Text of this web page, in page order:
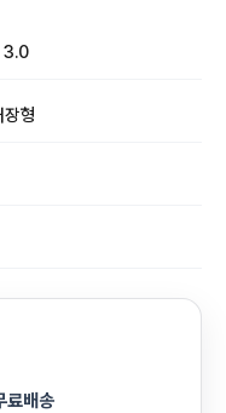
3.0
형
료배송